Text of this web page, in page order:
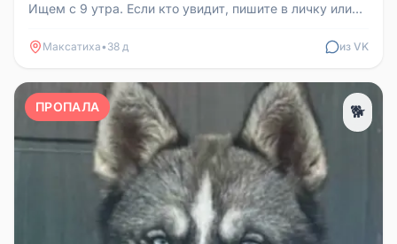
Ищем с 9 утра. Если кто увидит, пишите в личку или
Максатиха• 38 д из VK
ПРОПАЛА 🐕